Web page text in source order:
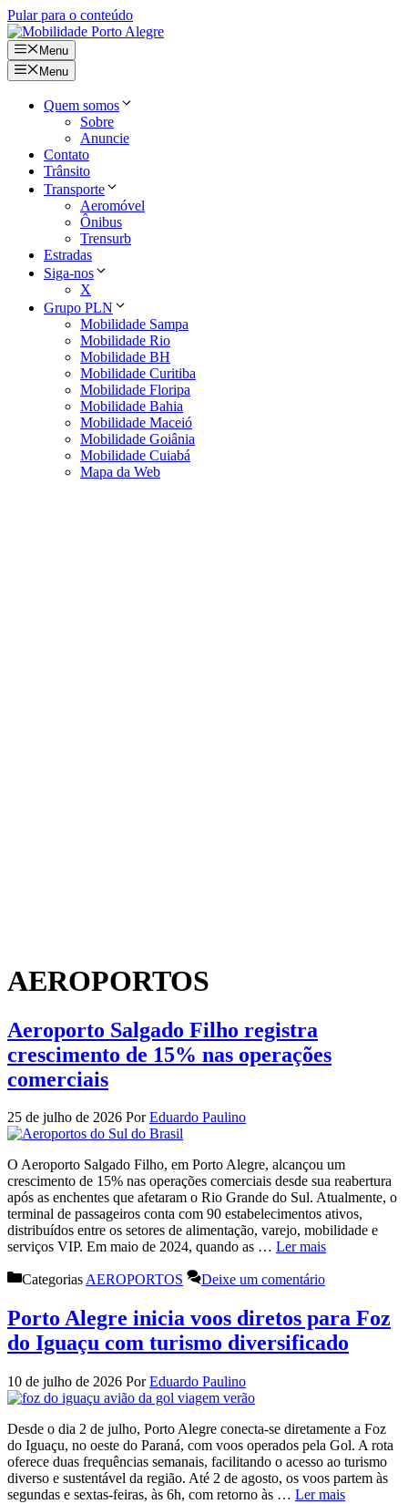
Pular para o conteúdo
Menu
Menu
Quem somos
Sobre
Anuncie
Contato
Trânsito
Transporte
Aeromóvel
Ônibus
Trensurb
Estradas
Siga-nos
X
Grupo PLN
Mobilidade Sampa
Mobilidade Rio
Mobilidade BH
Mobilidade Curitiba
Mobilidade Floripa
Mobilidade Bahia
Mobilidade Maceió
Mobilidade Goiânia
Mobilidade Cuiabá
Mapa da Web
AEROPORTOS
Aeroporto Salgado Filho registra
crescimento de 15% nas operações
comerciais
25 de julho de 2026 PorEduardo Paulino
O Aeroporto Salgado Filho, em Porto Alegre, alcançou um
crescimento de 15% nas operações comerciais desde sua reabertura
após as enchentes que afetaram o Rio Grande do Sul. Atualmente, o
terminal de passageiros conta com 90 estabelecimentos ativos,
distribuídos entre os setores de alimentação, varejo, mobilidade e
serviços VIP. Em maio de 2024, quando as … Ler mais
CategoriasAEROPORTOS Deixe um comentário
Porto Alegre inicia voos diretos para Foz
do Iguaçu com turismo diversificado
10 de julho de 2026 PorEduardo Paulino
Desde o dia 2 de julho, Porto Alegre conecta-se diretamente a Foz
do Iguaçu, no oeste do Paraná, com voos operados pela Gol. A rota
oferece duas frequências semanais, facilitando o acesso ao turismo
diverso e sustentável da região. Até 2 de agosto, os voos partem às
segundas e sextas-feiras, às 6h, com retorno às … Ler mais